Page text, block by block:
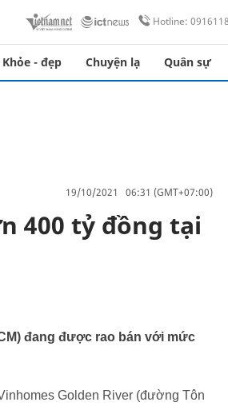
Hotline:
Khỏe - đẹp Chuyện lạ Quân sự
19/10/2021 06:31 (GMT+07:00)
400 tỷ đồng tại
đang được rao bán với mức
Golden River (đường Tôn